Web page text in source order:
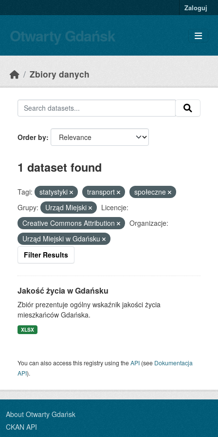
Zaloguj
Otwarty Gdańsk
Zbiory danych
Order by
1 dataset found
Tagi: statystyki transport
społeczne
Grupy:
Urząd Miejski
Licencje:
Creative Commons Attribution
Organizacje:
Urząd Miejski w Gdańsku
Filter Results
Jakość życia w Gdańsku
Zbiór prezentuje ogólny wskaźnik jakości życia
mieszkańców Gdańska.
XLSX
You can also access this registry using theAPI (see Dokumentacja
API).
About Otwarty Gdańsk
CKAN API